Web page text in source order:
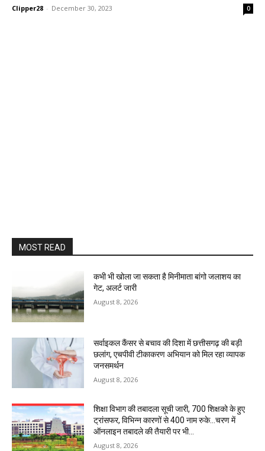
Clipper28 - December 30, 2023 0
MOST READ
कभी भी खोला जा सकता है मिनीमाता बांगो जलाशय का
गेट, अलर्ट जारी
August 8, 2026
सर्वाइकल कैंसर से बचाव की दिशा में छत्तीसगढ़ की बड़ी
छलांग, एचपीवी टीकाकरण अभियान को मिल रहा व्यापक
जनसमर्थन
August 8, 2026
शिक्षा विभाग की तबादला सूची जारी, 700 शिक्षको के हुए
ट्रांसफर, विभिन्न कारणों से 400 नाम रुके…चरण में
ऑनलाइन तबादले की तैयारी पर भी...
August 8, 2026